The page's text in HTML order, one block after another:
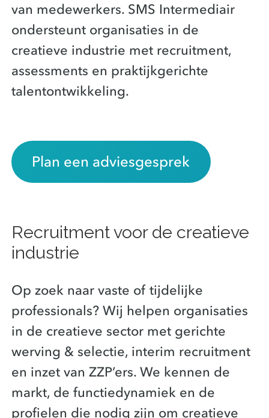
van medewerkers. SMS Intermediair
ondersteunt organisaties in de
creatieve industrie met recruitment,
assessments en praktijkgerichte
talentontwikkeling.
Plan een adviesgesprek
Recruitment voor de creatieve
industrie
Op zoek naar vaste of tijdelijke
professionals? Wij helpen organisaties
in de creatieve sector met gerichte
werving & selectie, interim recruitment
en inzet van ZZP’ers. We kennen de
markt, de functiedynamiek en de
profielen die nodig zijn om creatieve